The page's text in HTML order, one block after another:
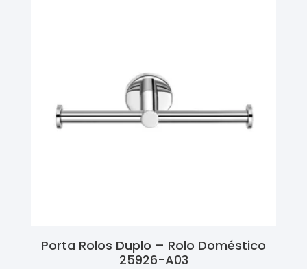
Porta Rolos Duplo – Rolo Doméstico
25926-A03